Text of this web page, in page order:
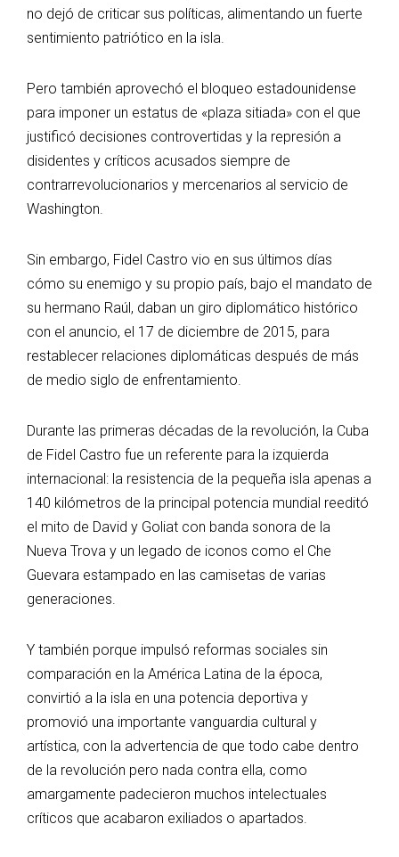
no dejó de criticar sus políticas, alimentando un fuerte
sentimiento patriótico en la isla.
Pero también aprovechó el bloqueo estadounidense
para imponer un estatus de «plaza sitiada» con el que
justificó decisiones controvertidas y la represión a
disidentes y críticos acusados siempre de
contrarrevolucionarios y mercenarios al servicio de
Washington.
Sin embargo, Fidel Castro vio en sus últimos días
cómo su enemigo y su propio país, bajo el mandato de
su hermano Raúl, daban un giro diplomático histórico
con el anuncio, el 17 de diciembre de 2015, para
restablecer relaciones diplomáticas después de más
de medio siglo de enfrentamiento.
Durante las primeras décadas de la revolución, la Cuba
de Fidel Castro fue un referente para la izquierda
internacional: la resistencia de la pequeña isla apenas a
140 kilómetros de la principal potencia mundial reeditó
el mito de David y Goliat con banda sonora de la
Nueva Trova y un legado de iconos como el Che
Guevara estampado en las camisetas de varias
generaciones.
Y también porque impulsó reformas sociales sin
comparación en la América Latina de la época,
convirtió a la isla en una potencia deportiva y
promovió una importante vanguardia cultural y
artística, con la advertencia de que todo cabe dentro
de la revolución pero nada contra ella, como
amargamente padecieron muchos intelectuales
críticos que acabaron exiliados o apartados.